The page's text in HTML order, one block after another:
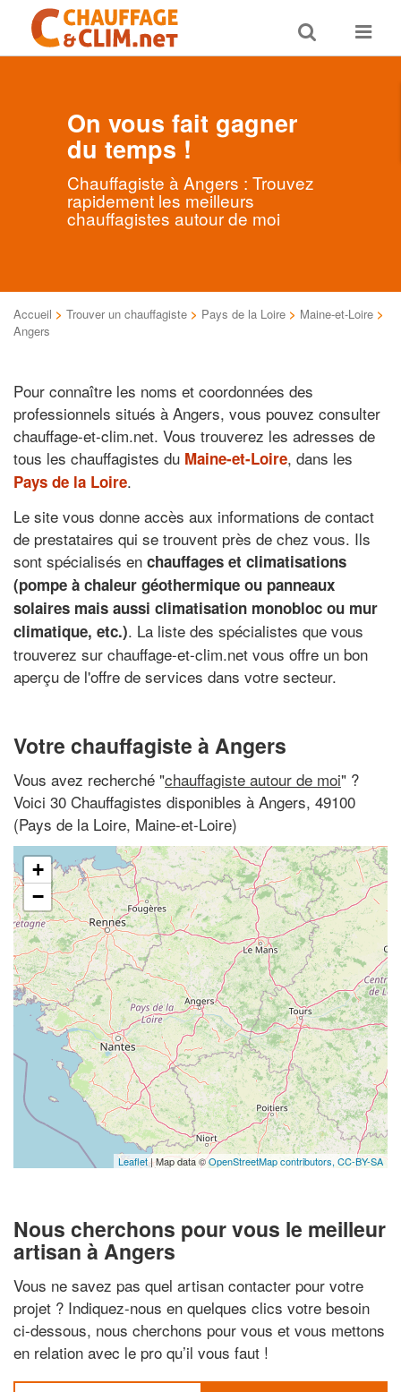
Toggle
search
Toggle
On vous fait gagner
du temps !
Chauffagiste à Angers : Trouvez
rapidement les meilleurs
chauffagistes autour de moi
Accueil > Trouver un chauffagiste > Pays de la Loire > Maine-et-Loire >
Angers
Pour connaître les noms et coordonnées des
professionnels situés à Angers, vous pouvez consulter
chauffage-et-clim.net. Vous trouverez les adresses de
tous les chauffagistes du Maine-et-Loire, dans les
Pays de la Loire.
Le site vous donne accès aux informations de contact
de prestataires qui se trouvent près de chez vous. Ils
sont spécialisés en chauffages et climatisations
(pompe à chaleur géothermique ou panneaux
solaires mais aussi climatisation monobloc ou mur
climatique, etc.). La liste des spécialistes que vous
trouverez sur chauffage-et-clim.net vous offre un bon
aperçu de l'offre de services dans votre secteur.
Votre chauffagiste à Angers
Vous avez recherché "chauffagiste autour de moi" ?
Voici 30 Chauffagistes disponibles à Angers, 49100
(Pays de la Loire, Maine-et-Loire)
+
−
Leaflet| Map data ©OpenStreetMap contributors, CC-BY-SA
Nous cherchons pour vous le meilleur
artisan à Angers
Vous ne savez pas quel artisan contacter pour votre
projet ? Indiquez-nous en quelques clics votre besoin
ci-dessous, nous cherchons pour vous et vous mettons
en relation avec le pro qu’il vous faut !